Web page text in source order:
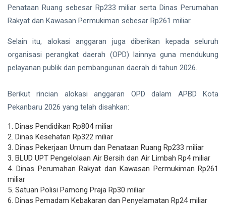
Penataan Ruang sebesar Rp233 miliar serta Dinas Perumahan
Rakyat dan Kawasan Permukiman sebesar Rp261 miliar.
Selain itu, alokasi anggaran juga diberikan kepada seluruh
organisasi perangkat daerah (OPD) lainnya guna mendukung
pelayanan publik dan pembangunan daerah di tahun 2026.
Berikut rincian alokasi anggaran OPD dalam APBD Kota
Pekanbaru 2026 yang telah disahkan:
1. Dinas Pendidikan Rp804 miliar
2. Dinas Kesehatan Rp322 miliar
3. Dinas Pekerjaan Umum dan Penataan Ruang Rp233 miliar
3. BLUD UPT Pengelolaan Air Bersih dan Air Limbah Rp4 miliar
4. Dinas Perumahan Rakyat dan Kawasan Permukiman Rp261
miliar
5. Satuan Polisi Pamong Praja Rp30 miliar
6. Dinas Pemadam Kebakaran dan Penyelamatan Rp24 miliar